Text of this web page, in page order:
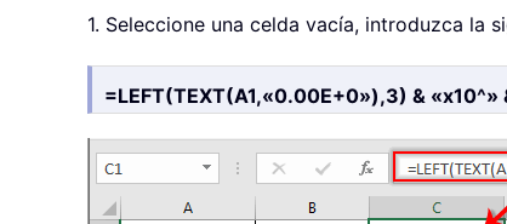
1. Seleccione una celda vacía, introduzca la
=LEFT(TEXT(A1,«0.00E+0»),3) &